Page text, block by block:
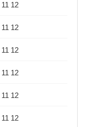
11 12
11 12
11 12
11 12
11 12
11 12